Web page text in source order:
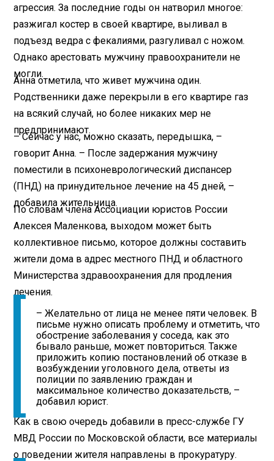
агрессия. За последние годы он натворил многое:
разжигал костер в своей квартире, выливал в
подъезд ведра с фекалиями, разгуливал с ножом.
Однако арестовать мужчину правоохранители не
могли.
Анна отметила, что живет мужчина один.
Родственники даже перекрыли в его квартире газ
на всякий случай, но более никаких мер не
предпринимают.
– Сейчас у нас, можно сказать, передышка, –
говорит Анна. – После задержания мужчину
поместили в психоневрологический диспансер
(ПНД) на принудительное лечение на 45 дней, –
добавила жительница.
По словам члена Ассоциации юристов России
Алексея Маленкова, выходом может быть
коллективное письмо, которое должны составить
жители дома в адрес местного ПНД и областного
Министерства здравоохранения для продления
лечения.
– Желательно от лица не менее пяти человек. В
письме нужно описать проблему и отметить, что
обострение заболевания у соседа, как это
бывало раньше, может повториться. Также
приложить копию постановлений об отказе в
возбуждении уголовного дела, ответы из
полиции по заявлению граждан и
максимальное количество доказательств, –
добавил юрист.
Как в свою очередь добавили в пресс-службе ГУ
МВД России по Московской области, все материалы
о поведении жителя направлены в прокуратуру.